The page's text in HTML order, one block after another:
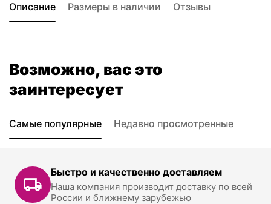
Описание Размеры в наличии Отзывы
Возможно, вас это
заинтересует
Самые популярные Недавно просмотренные
Быстро и качественно доставляем
Наша компания производит доставку по всей
России и ближнему зарубежью